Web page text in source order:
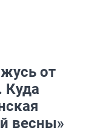
от
Куда
весны»